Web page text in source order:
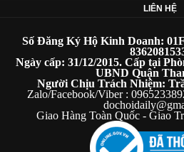
OT36 oto mô hình
đơn giản có ...
75.000 VNĐ
OT5 ôtô mô hình
lắp ghép đơn ...
78.000 VNĐ
LIÊN HỆ
Số Đăng Ký Hộ Kinh Doanh:
Ngày cấp: 31/12/2015. Cấp tại
UBND Quận
Người Chịu Trách Nhiệm:
Zalo/Facebook/Viber :
Giao Hàng Toàn Quốc - Giao